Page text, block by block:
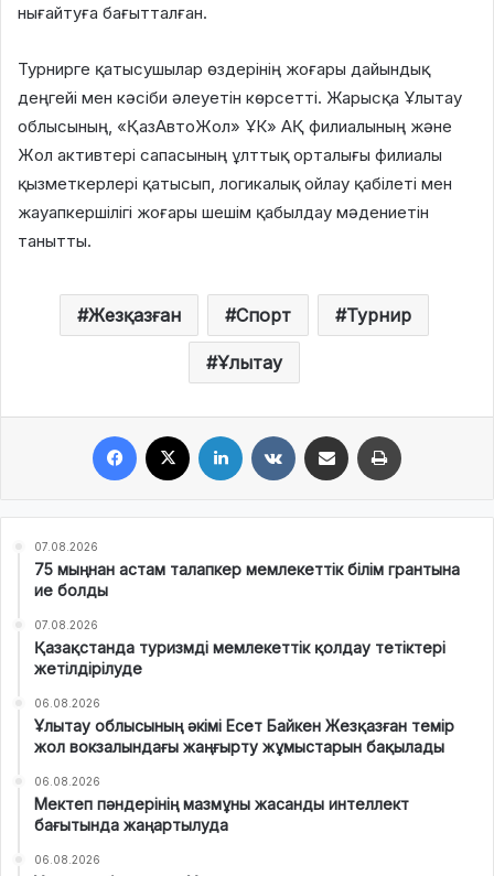
нығайтуға бағытталған.
Турнирге қатысушылар өздерінің жоғары дайындық
деңгейі мен кәсіби әлеуетін көрсетті. Жарысқа Ұлытау
облысының, «ҚазАвтоЖол» ҰК» АҚ филиалының және
Жол активтері сапасының ұлттық орталығы филиалы
қызметкерлері қатысып, логикалық ойлау қабілеті мен
жауапкершілігі жоғары шешім қабылдау мәдениетін
танытты.
Жезқазған Спорт Турнир
Ұлытау
07.08.2026
75 мыңнан астам талапкер мемлекеттік білім грантына
ие болды
07.08.2026
Қазақстанда туризмді мемлекеттік қолдау тетіктері
жетілдірілуде
06.08.2026
Ұлытау облысының әкімі Есет Байкен Жезқазған темір
жол вокзалындағы жаңғырту жұмыстарын бақылады
06.08.2026
Мектеп пәндерінің мазмұны жасанды интеллект
бағытында жаңартылуда
06.08.2026